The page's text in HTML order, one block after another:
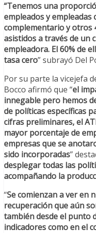
“Tenemos una
empleados y empleadas
complementario y otros
asistidos a través de un
empleadora. El 60% de
tasa cero” subrayó Del
Por su parte la vicejefa
Bocco afirmó que “el
innegable pero hemos
de políticas específicas
cifras preliminares, el
mayor porcentaje de
empresas que se
sido incorporadas”
desplegar todas las
acompañando la
“Se comienzan a ver en
recuperación que aún
también desde el punto
indicadores como en el